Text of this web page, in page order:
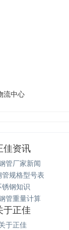
流中心
佳资讯
管厂家新闻
规格型号表
锈钢知识
管重量计算
于正佳
于正佳